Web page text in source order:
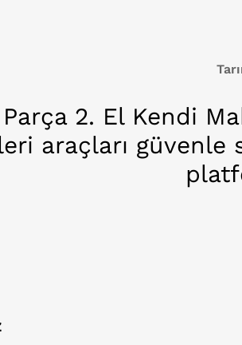
Parça 2. El Kendi
araçları